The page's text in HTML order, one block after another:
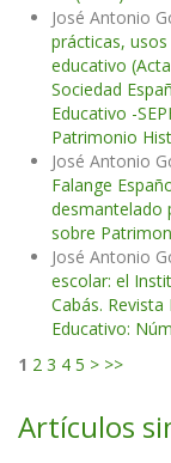
José Antonio
prácticas,
educativo
Sociedad
Educativo -
Patrimonio
José Antonio
Falange
desmantelado
sobre
José Antonio
escolar: el
Cabás.
Educativo:
1 2 3 4 5 > >>
Artículos